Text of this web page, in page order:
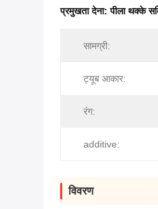
प्रमुखता देना:पीला थक्के
सामग्री:
ट्यूब आकार:
रंग:
additive:
विवरण